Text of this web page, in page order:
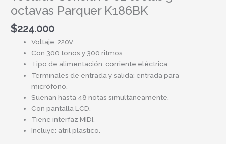
octavas Parquer K186BK
$224.000
Voltaje: 220V.
Con 300 tonos y 300 ritmos.
Tipo de alimentación: corriente eléctrica.
Terminales de entrada y salida: entrada para
micrófono.
Suenan hasta 48 notas simultáneamente.
Con pantalla LCD.
Tiene interfaz MIDI.
Incluye: atril plastico.